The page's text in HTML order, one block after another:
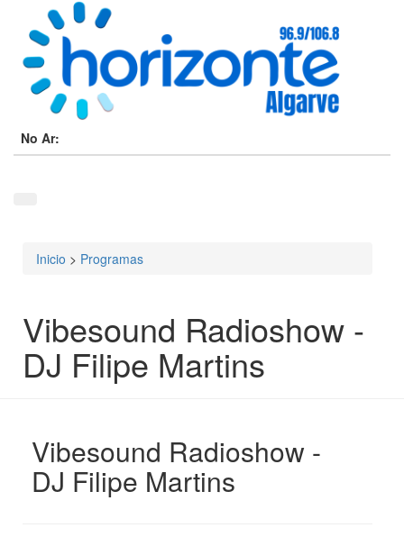
No Ar:
Está aqui
Inicio > Programas
Vibesound Radioshow -
DJ Filipe Martins
Vibesound Radioshow -
DJ Filipe Martins